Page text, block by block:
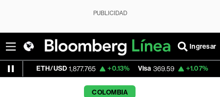
PUBLICIDAD
Ingresar
1,877.765 +0.13% Visa 369.59 +1.07% MercadoLibre
COLOMBIA